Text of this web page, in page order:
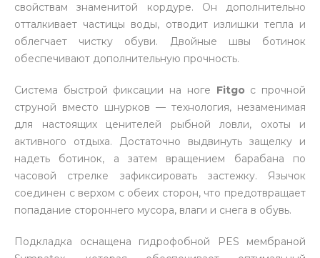
свойствам знаменитой кордуре. Он дополнительно
отталкивает частицы воды, отводит излишки тепла и
облегчает чистку обуви. Двойные швы ботинок
обеспечивают дополнительную прочность.
Система быстрой фиксации на ноге Fitgo с прочной
струной вместо шнурков — технология, незаменимая
для настоящих ценителей рыбной ловли, охоты и
активного отдыха. Достаточно выдвинуть защелку и
надеть ботинок, а затем вращением барабана по
часовой стрелке зафиксировать застежку. Язычок
соединен с верхом с обеих сторон, что предотвращает
попадание стороннего мусора, влаги и снега в обувь.
Подкладка оснащена гидрофобной PES мембраной